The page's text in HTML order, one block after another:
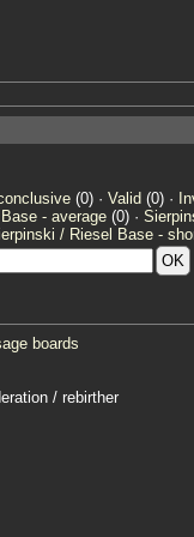
(0) · Valid (0) ·
- average(0) ·
/ Riesel Base -
boards
/ rebirther